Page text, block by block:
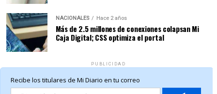
NACIONALES Hace 2 años
Más de 2.5 millones de conexiones colapsan Mi
Caja Digital; CSS optimiza el portal
PUBLICIDAD